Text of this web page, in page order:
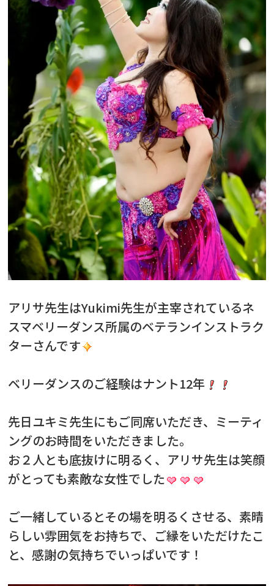
アリサ先生はYukimi先生が主宰されているネ
スマベリーダンス所属のベテランインストラク
ターさんです
ベリーダンスのご経験はナント12年
先日ユキミ先生にもご同席いただき、ミーティ
ングのお時間をいただきました。
お２人とも底抜けに明るく、アリサ先生は笑顔
がとっても素敵な女性でした
ご一緒しているとその場を明るくさせる、素晴
らしい雰囲気をお持ちで、ご縁をいただけたこ
と、感謝の気持ちでいっぱいです！